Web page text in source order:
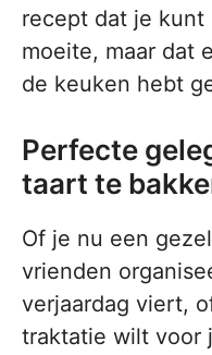
recept dat je kunt
moeite, maar dat
de keuken hebt
Perfecte
taart te
Of je nu een
vrienden
verjaardag viert,
traktatie wilt voor